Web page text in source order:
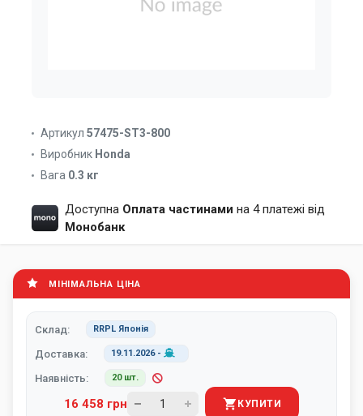
Артикул 57475-ST3-800
Виробник Honda
Вага 0.3 кг
Доступна Оплата частинами на 4 платежі від
Монобанк
МІНІМАЛЬНА ЦІНА
Склад: RRPL Японія
Доставка: 19.11.2026-
Наявність: 20 шт.
16 458 грн КУПИТИ